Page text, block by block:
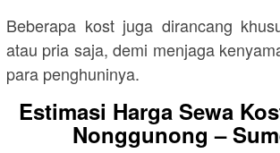
Beberapa kost juga dirancang
atau pria saja, demi menjaga
para penghuninya.
Estimasi Harga Sewa
Nonggunong –